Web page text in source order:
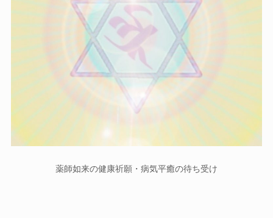
薬師如来の健康祈願・病気平癒の待ち受け